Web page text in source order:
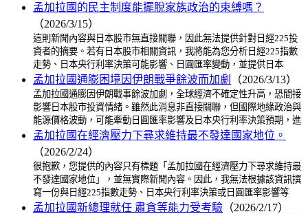
孟加拉國的民主制度能擺脫家族政治的束縛嗎？
（2026/3/15）
這則新聞內容與日本股市無直接關聯，因此無法提供針對日經225投
資者的摘要。若有日本股市相關資訊，我將能為您分析日經225指數
走勢、日本央行利率決策可能影響、日圓匯率變動，並提供日本
孟加拉國通膨困境因伊朗戰爭餘波而加劇 （2026/3/13）
孟加拉國通膨因伊朗戰事餘波加劇，全球經濟不確定性升高，恐間接
影響日本股市投資情緒。雖然此消息非直接關聯，但國際地緣政治與
能源價格波動，可能牽動日圓匯率影響及日本央行利率決策預期，進
孟加拉國在經濟壓力下尋求維持最不發達國家地位。
（2026/2/24）
很抱歉，您提供的內容只有標題「孟加拉國在經濟壓力下尋求維持最
不發達國家地位」，並無實際新聞內容。因此，我無法根據該資訊撰
寫一份與日經225指數走勢、日本央行利率決策或日圓匯率影響等
孟加拉國新總理就任 肅貪等能力受考驗 （2026/2/17）